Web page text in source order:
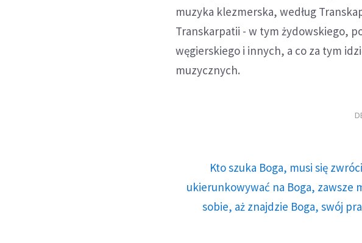
muzyka klezmerska, według
Transkarpatii - w tym żydowskiego,
węgierskiego i innych, a co za tym
muzycznych.
Kto szuka Boga, musi się
ukierunkowywać na Boga, zawsze
sobie, aż znajdzie Boga, swój